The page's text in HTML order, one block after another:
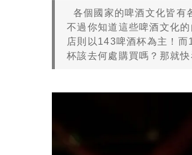
各個國家的啤酒文化皆有
不過你知道這些啤酒文化
店則以143啤酒杯為主！
杯該去何處購買嗎？那就快